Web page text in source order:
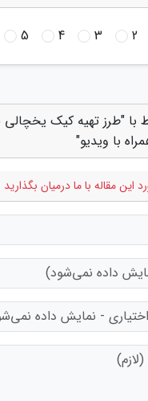
2
3
4
5
با "طرز تهیه کیک
با ویدیو"
این مقاله با ما درمیان بگذارید